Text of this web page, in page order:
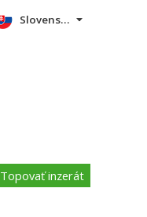
Slovensky
Topovať inzerát